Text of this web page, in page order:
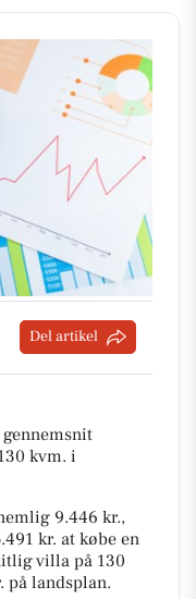
Del artikel
kvm. i
9.446 kr.,
kr. at købe en
villa på 130
på landsplan.